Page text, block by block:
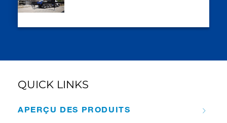
QUICK LINKS
APERÇU DES PRODUITS